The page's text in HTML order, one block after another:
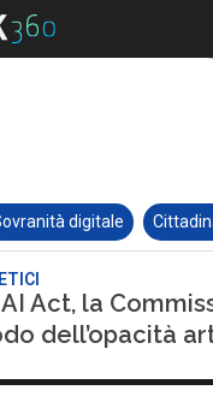
digitale
Act, la
dell’opacità